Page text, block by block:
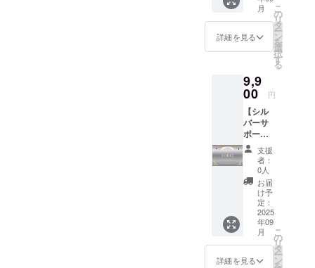
値段も
気持ち
ばかり
いてお
りま
す。 デ
ジタル
支援証
明書サ
イズ：
2000x1
414(px)
ズ)■ ■オ
リジナ
ルAIデ
ザイン
アクリ
ホル
ダー(1
個)■ デ
ジタル
支援証
明書サ
イズ：
2000x1
414(px)
アクリ
ルキー
ホル
ダーサ
イズ：
縦4x横
1.7x厚
さ
月
詳細を見る
こ
の
リ
タ
ー
ン
を
選
択
す
る
9,9
00 円
【シル
バーサ
ポー
ター／
ライ
ト】 ■
御礼の
メッ
セージ■
■デジタ
ル支援
証明書
(シル
バー)■
支援
者：
0人
お届
け予
定：
2025
年09
月
詳細を見る
こ
の
リ
タ
ー
ン